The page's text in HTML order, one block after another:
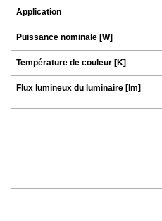
Application
Puissance nominale [W]
Température de couleur [K]
Flux lumineux du luminaire [lm]